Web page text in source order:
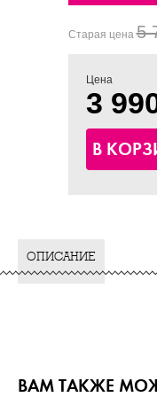
Старая цена5
Цена
3
В
ОПИСАНИЕ
ВАМ ТАКЖЕ